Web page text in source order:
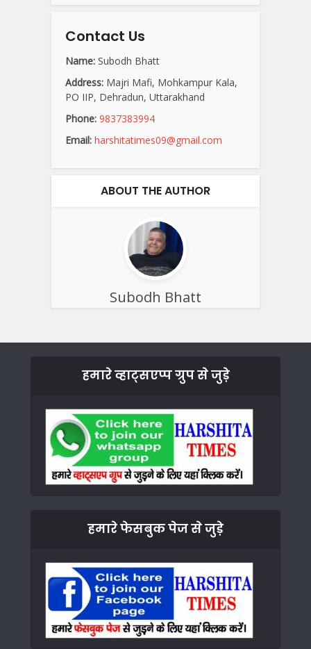
Contact Us
Name: Subodh Bhatt
Address: Majri Mafi, Mohkampur Kala,
PO IIP, Dehradun, Uttarakhand
Phone: 9837383994
Email: harshitatimes09@gmail.com
ABOUT THE AUTHOR
Subodh Bhatt
हमारे व्हाट्सएप्प ग्रुप से जुड़े
हमारे फेसबुक पेज से जुड़े